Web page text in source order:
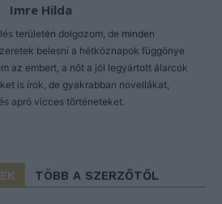
Imre Hilda
területén dolgozom, de minden
belesni a hétköznapok függönye
az embert, a nőt a jól legyártott álarcok
is írok, de gyakrabban novellákat,
apró vicces történeteket.
TÖBB A SZERZŐTŐL